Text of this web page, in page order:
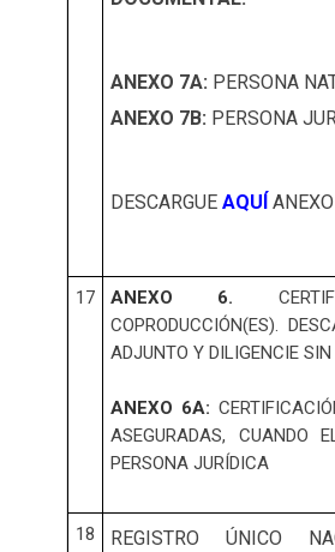
ANEXO 7A: PERSONA
ANEXO 7B: PERSONA
DESCARGUE AQUÍ
17 ANEXO 6.
COPRODUCCIÓN(ES).
ADJUNTO Y DILIGENCIE
ANEXO 6A:
ASEGURADAS, CUANDO
PERSONA JURÍDICA
18
REGISTRO ÚNICO